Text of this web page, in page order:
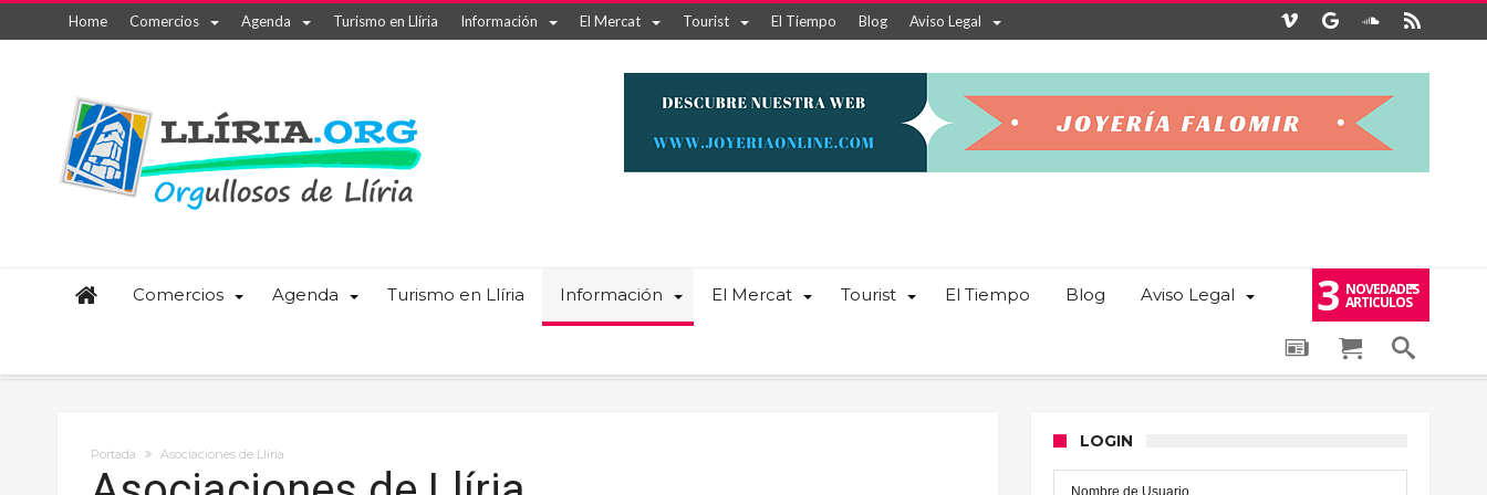
Home Comercios Agenda Turismo en Llíria Información El Mercat Tourist El Tiempo Blog Aviso Legal
Comercios Agenda Turismo en Llíria Información El Mercat Tourist El Tiempo Blog Aviso Legal 3 NOVEDADES
ARTICULOS
Portada Asociaciones de Llíria
LOGIN